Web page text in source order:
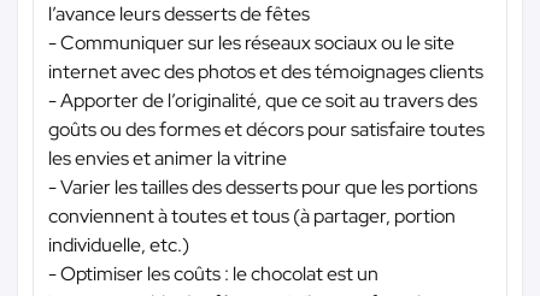
l’avance leurs desserts de fêtes
- Communiquer sur les réseaux sociaux ou le site
internet avec des photos et des témoignages clients
- Apporter de l’originalité, que ce soit au travers des
goûts ou des formes et décors pour satisfaire toutes
les envies et animer la vitrine
- Varier les tailles des desserts pour que les portions
conviennent à toutes et tous (à partager, portion
individuelle, etc.)
- Optimiser les coûts : le chocolat est un